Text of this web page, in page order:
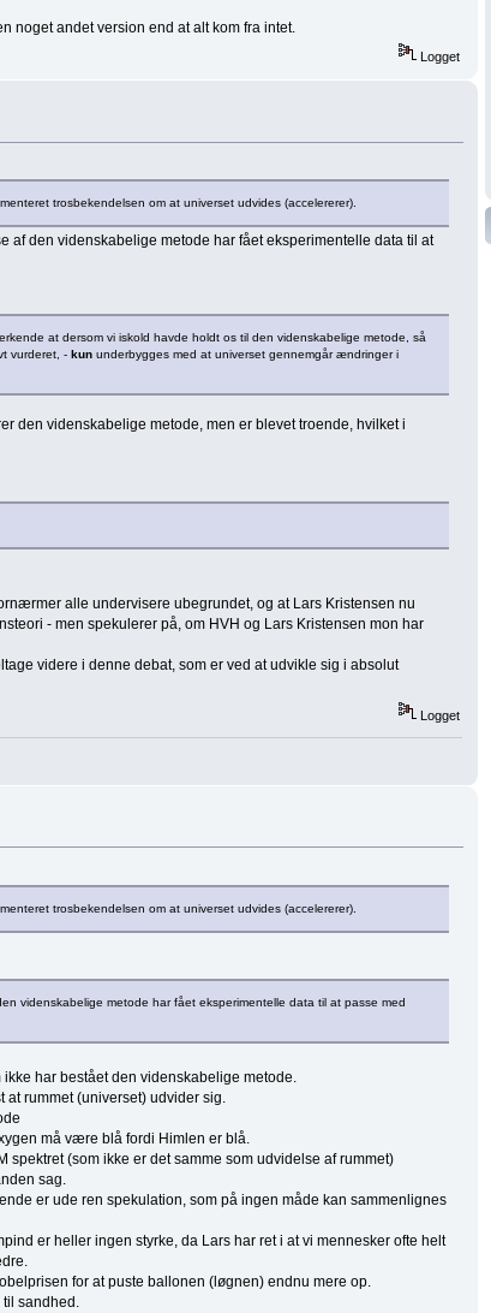
noget andet version end at alt kom fra intet.
Logget
trosbekendelsen om at universet udvides (accelererer).
af den videnskabelige metode har fået eksperimentelle data til at
at dersom vi iskold havde holdt os til den videnskabelige metode, så
vurderet, - kun underbygges med at universet gennemgår ændringer i
den videnskabelige metode, men er blevet troende, hvilket i
alle undervisere ubegrundet, og at Lars Kristensen nu
- men spekulerer på, om HVH og Lars Kristensen mon har
videre i denne debat, som er ved at udvikle sig i absolut
Logget
trosbekendelsen om at universet udvides (accelererer).
videnskabelige metode har fået eksperimentelle data til at passe med
har bestået den videnskabelige metode.
rummet (universet) udvider sig.
må være blå fordi Himlen er blå.
spektret (som ikke er det samme som udvidelse af rummet)
sag.
er ude ren spekulation, som på ingen måde kan sammenlignes
er heller ingen styrke, da Lars har ret i at vi mennesker ofte helt
for at puste ballonen (løgnen) endnu mere op.
sandhed.